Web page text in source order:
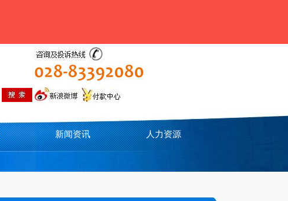
新闻资讯 人力资源